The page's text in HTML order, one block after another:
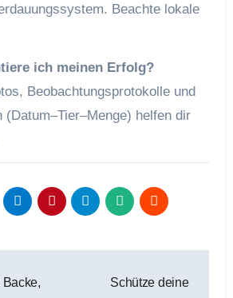
Beachte lokale
ich meinen Erfolg?
Beobachtungsprotokolle und
(Datum–Tier–Menge) helfen dir
Backe,
Schütze deine